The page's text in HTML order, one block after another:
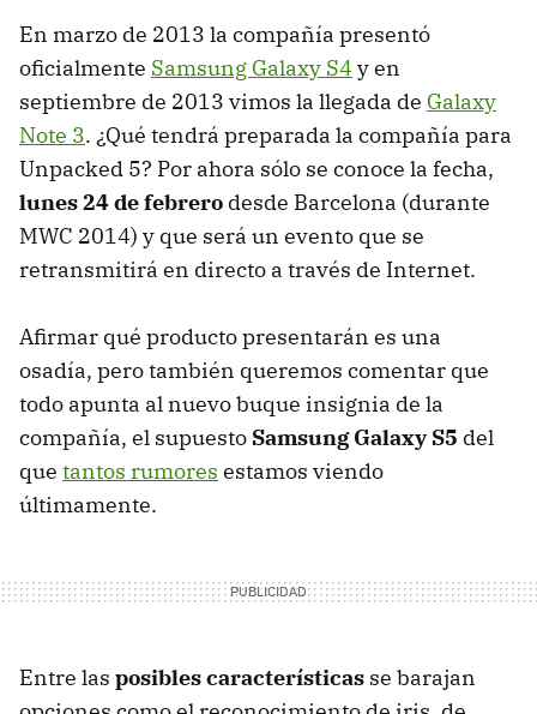
En marzo de 2013 la compañía presentó
oficialmente Samsung Galaxy S4 y en
septiembre de 2013 vimos la llegada de Galaxy
Note 3. ¿Qué tendrá preparada la compañía para
Unpacked 5? Por ahora sólo se conoce la fecha,
lunes 24 de febrero desde Barcelona (durante
MWC 2014) y que será un evento que se
retransmitirá en directo a través de Internet.
Afirmar qué producto presentarán es una
osadía, pero también queremos comentar que
todo apunta al nuevo buque insignia de la
compañía, el supuesto Samsung Galaxy S5 del
que tantos rumores estamos viendo
últimamente.
Entre las posibles características se barajan